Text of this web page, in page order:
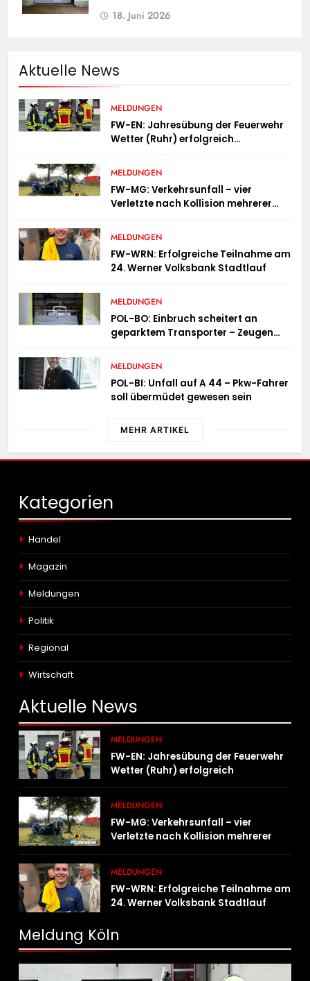
18. Juni 2026
Aktuelle News
MELDUNGEN
FW-EN: Jahresübung der Feuerwehr
Wetter (Ruhr) erfolgreich
MELDUNGEN
FW-MG: Verkehrsunfall – vier
Verletzte nach Kollision mehrerer
MELDUNGEN
FW-WRN: Erfolgreiche Teilnahme am
24. Werner Volksbank Stadtlauf
MELDUNGEN
POL-BO: Einbruch scheitert an
geparktem Transporter – Zeugen
MELDUNGEN
POL-BI: Unfall auf A 44 – Pkw-Fahrer
soll übermüdet gewesen sein
MEHR ARTIKEL
Kategorien
Handel
Magazin
Meldungen
Politik
Regional
Wirtschaft
Aktuelle News
MELDUNGEN
FW-EN: Jahresübung der Feuerwehr
Wetter (Ruhr) erfolgreich
MELDUNGEN
FW-MG: Verkehrsunfall – vier
Verletzte nach Kollision mehrerer
MELDUNGEN
FW-WRN: Erfolgreiche Teilnahme am
24. Werner Volksbank Stadtlauf
Meldung Köln